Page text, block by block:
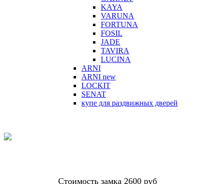
KAYA
VARUNA
FORTUNA
FOSIL
JADE
TAVIRA
LUCINA
ARNI
ARNI new
LOCKIT
SENAT
купе для раздвижных дверей
Стоимость замка 2600 руб